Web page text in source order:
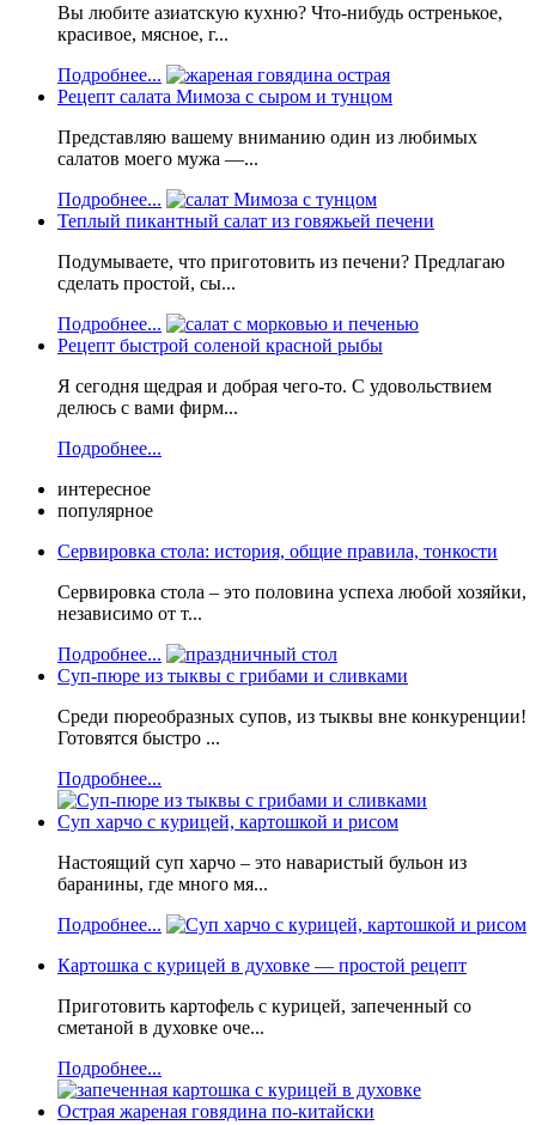
Вы любите азиатскую кухню? Что-нибудь остренькое,
красивое, мясное, г...
Подробнее...
Рецепт салата Мимоза с сыром и тунцом
Представляю вашему вниманию один из любимых
салатов моего мужа —...
Подробнее...
Теплый пикантный салат из говяжьей печени
Подумываете, что приготовить из печени? Предлагаю
сделать простой, сы...
Подробнее...
Рецепт быстрой соленой красной рыбы
Я сегодня щедрая и добрая чего-то. С удовольствием
делюсь с вами фирм...
Подробнее...
интересное
популярное
Сервировка стола: история, общие правила, тонкости
Сервировка стола – это половина успеха любой хозяйки,
независимо от т...
Подробнее...
Суп-пюре из тыквы с грибами и сливками
Среди пюреобразных супов, из тыквы вне конкуренции!
Готовятся быстро ...
Подробнее...
Суп харчо с курицей, картошкой и рисом
Настоящий суп харчо – это наваристый бульон из
баранины, где много мя...
Подробнее...
Картошка с курицей в духовке — простой рецепт
Приготовить картофель с курицей, запеченный со
сметаной в духовке оче...
Подробнее...
Острая жареная говядина по-китайски